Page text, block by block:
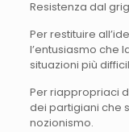
Resistenza dal
Per restituire
l’entusiasmo che
situazioni più
Per riappropriaci
dei partigiani che
nozionismo.